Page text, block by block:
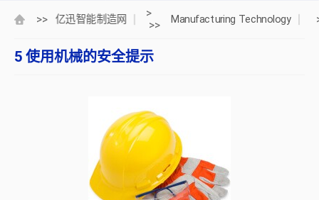
>> 亿迅智能制造网
>
>>
Manufacturing Technology
5 使用机械的安全提示